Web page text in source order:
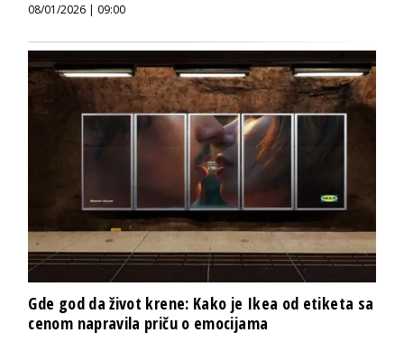
08/01/2026 | 09:00
Gde god da život krene: Kako je Ikea od etiketa sa
cenom napravila priču o emocijama